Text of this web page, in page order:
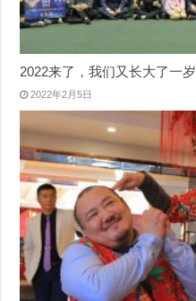
2022来了，我们又长大了一岁
2022年2月5日